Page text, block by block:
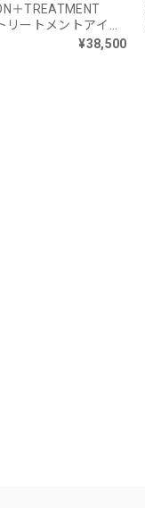
＋TREATMENT
リートメントアイロ
¥38,500